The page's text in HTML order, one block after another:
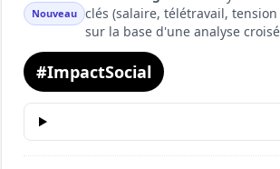
Nouveau clés (salaire, télétravail,
sur la base d'une analyse
#ImpactSocial
Attractivité globale
Tension du marché
Salaire
Conditions de travail